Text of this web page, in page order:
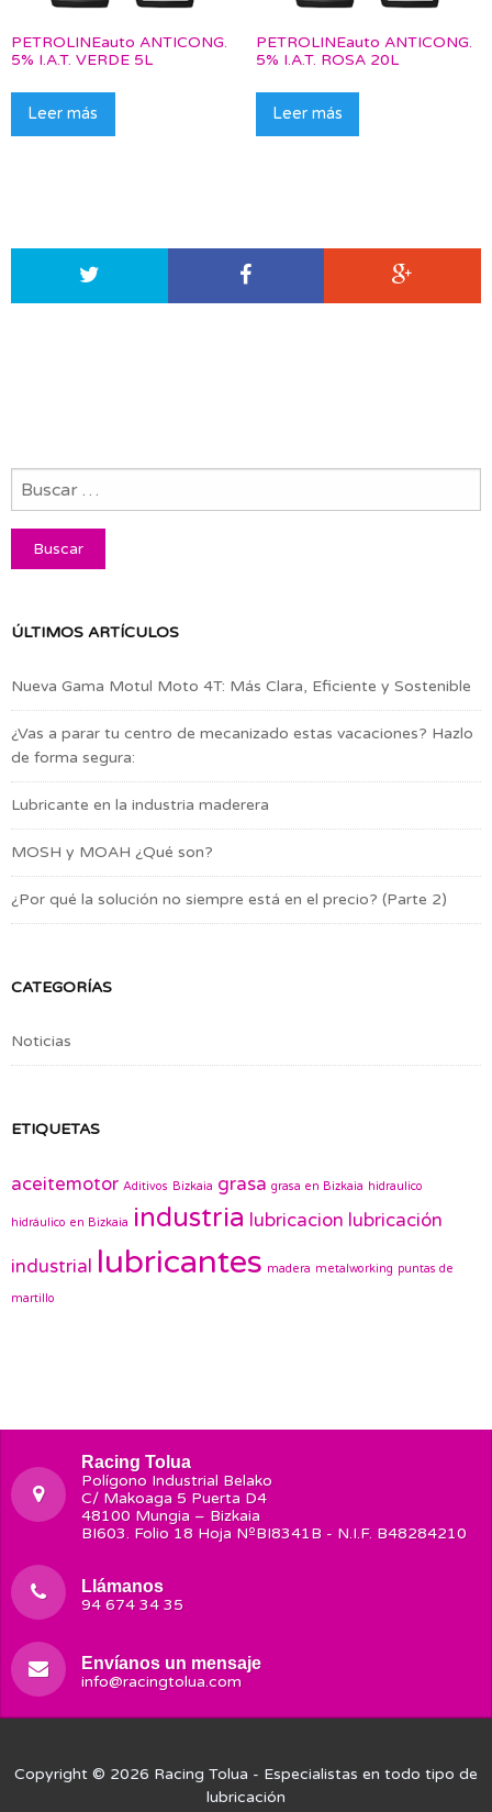
PETROLINEauto ANTICONG.
5% I.A.T. VERDE 5L
Leer más
PETROLINEauto ANTICONG.
5% I.A.T. ROSA 20L
Leer más
ÚLTIMOS ARTÍCULOS
Nueva Gama Motul Moto 4T: Más Clara, Eficiente y Sostenible
¿Vas a parar tu centro de mecanizado estas vacaciones? Hazlo
de forma segura:
Lubricante en la industria maderera
MOSH y MOAH ¿Qué son?
¿Por qué la solución no siempre está en el precio? (Parte 2)
CATEGORÍAS
Noticias
ETIQUETAS
aceitemotor Aditivos Bizkaia grasa grasa en Bizkaia hidraulico
hidráulico en Bizkaia industria lubricacion lubricación
industrial lubricantes madera metalworking puntas de
martillo
Racing Tolua
Polígono Industrial Belako
C/ Makoaga 5 Puerta D4
48100 Mungia – Bizkaia
BI603. Folio 18 Hoja NºBI8341B - N.I.F. B48284210
Llámanos
94 674 34 35
Envíanos un mensaje
info@racingtolua.com
Copyright © 2026 Racing Tolua - Especialistas en todo tipo de
lubricación